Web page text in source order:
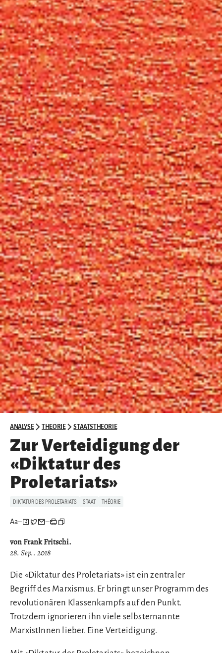
ANALYSE THEORIE STAATSTHEORIE
Zur Verteidigung der
«Diktatur des
Proletariats»
DIKTATUR DES PROLETARIATS STAAT THÉORIE
Aa– –
von Frank Fritschi.
28. Sep.. 2018
Die «Diktatur des Proletariats» ist ein zentraler
Begriff des Marxismus. Er bringt unser Programm des
revolutionären Klassenkampfs auf den Punkt.
Trotzdem ignorieren ihn viele selbsternannte
MarxistInnen lieber. Eine Verteidigung.